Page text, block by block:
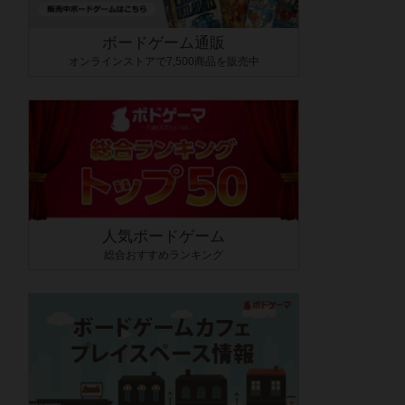
ボードゲーム通販
オンラインストアで7,500商品を販売中
人気ボードゲーム
総合おすすめランキング